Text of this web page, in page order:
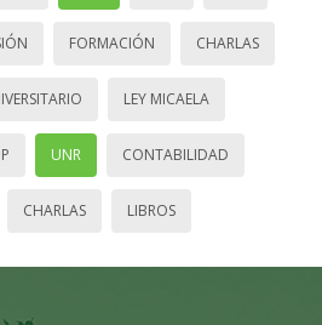
FORMACIÓN CHARLAS
LEY MICAELA
UNR CONTABILIDAD
CHARLAS LIBROS